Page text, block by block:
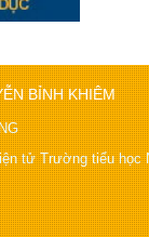
BỈNH KHIÊM
tử Trường tiểu học